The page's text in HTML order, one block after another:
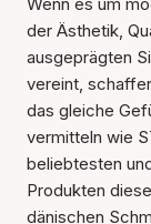
der Ästhetik,
ausgeprägten
vereint,
das gleiche
vermitteln wie
beliebtesten
Produkten
dänischen